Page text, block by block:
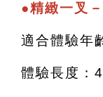
●精緻一叉
適合體驗年
體驗長度：